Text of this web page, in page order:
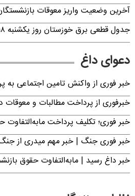
آخرین وضعیت واریز معوقات
جدول قطعی برق خوزستان روز یکشنبه ۱۸ مرداد ۱۴۰۵ | برنامه خاموشی برق اهواز اعلام شد
دعوای داغ
خبر فوری از واکنش تامین اجتماعی به پرداخت
خبرفوری از پرداخت مطالبات و معوقات
خبر فوری؛ تکلیف پرداخت
خبر فوری جنگ | خبر مهم میدری از جنگ
خبر داغ رسید | مابه‌التفاوت حقوق